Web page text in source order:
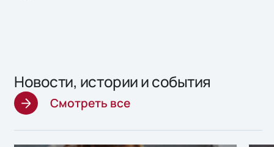
Новости, истории и события
Смотреть все